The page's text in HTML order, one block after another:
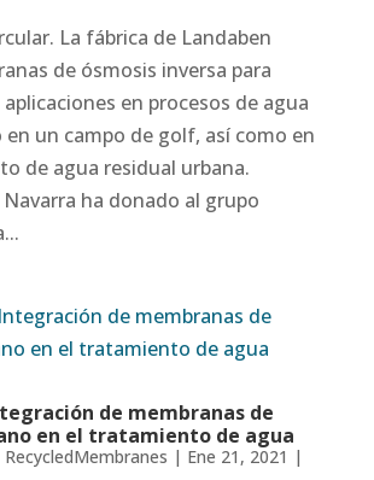
La fábrica de Landaben
de ósmosis inversa para
en procesos de agua
en un campo de golf, así como en
de agua residual urbana.
ha donado al grupo
de membranas de
en el tratamiento de agua
RecycledMembranes | Ene 21, 2021 |